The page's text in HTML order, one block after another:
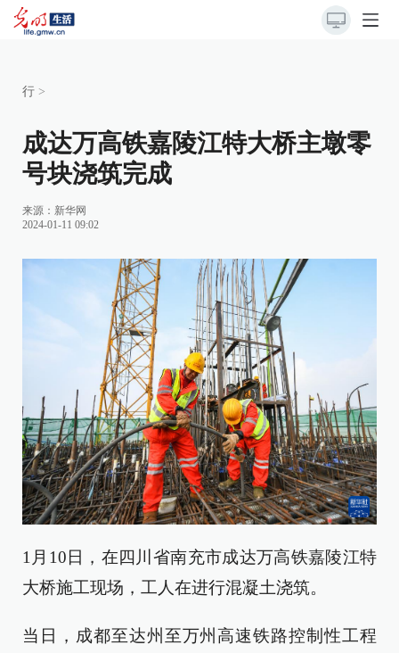
行 >
成达万高铁嘉陵江特大桥主墩零
号块浇筑完成
来源： 新华网
2024-01-11 09:02
1月10日，在四川省南充市成达万高铁嘉陵江特
大桥施工现场，工人在进行混凝土浇筑。
当日，成都至达州至万州高速铁路控制性工程